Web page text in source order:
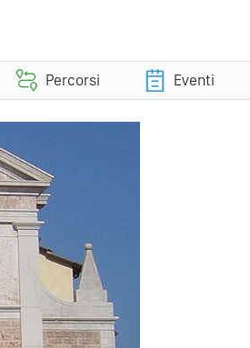
Percorsi Eventi